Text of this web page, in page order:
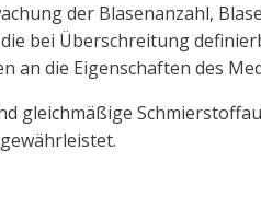
der Blasenanzahl,
bei Überschreitung
an die Eigenschaften des
gleichmäßige